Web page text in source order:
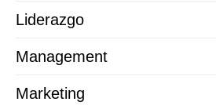
Liderazgo
Management
Marketing